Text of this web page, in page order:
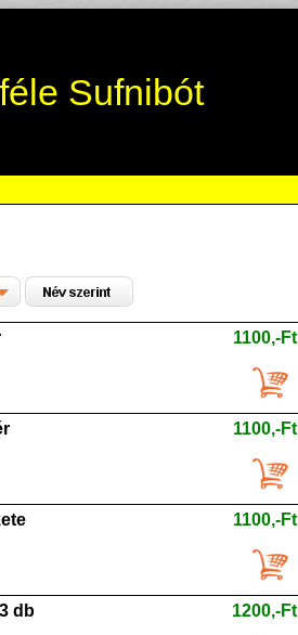
Sufnibót
1100,-Ft
1100,-Ft
1100,-Ft
db 1200,-Ft